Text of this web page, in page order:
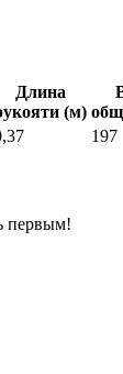
Длина
(м)
197
первым!